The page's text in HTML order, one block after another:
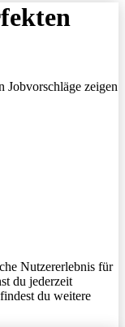
Jobvorschläge zeigen
Nutzererlebnis für
du jederzeit
findest du weitere